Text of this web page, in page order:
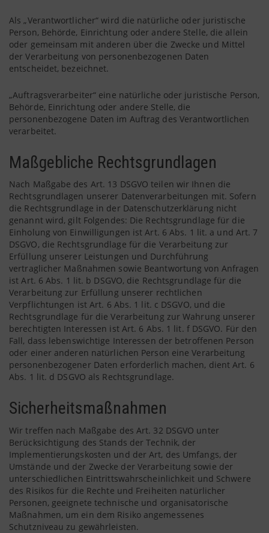
Als „Verantwortlicher“ wird die natürliche oder juristische
Person, Behörde, Einrichtung oder andere Stelle, die allein
oder gemeinsam mit anderen über die Zwecke und Mittel
der Verarbeitung von personenbezogenen Daten
entscheidet, bezeichnet.
„Auftragsverarbeiter“ eine natürliche oder juristische Person,
Behörde, Einrichtung oder andere Stelle, die
personenbezogene Daten im Auftrag des Verantwortlichen
verarbeitet.
Maßgebliche Rechtsgrundlagen
Nach Maßgabe des Art. 13 DSGVO teilen wir Ihnen die
Rechtsgrundlagen unserer Datenverarbeitungen mit. Sofern
die Rechtsgrundlage in der Datenschutzerklärung nicht
genannt wird, gilt Folgendes: Die Rechtsgrundlage für die
Einholung von Einwilligungen ist Art. 6 Abs. 1 lit. a und Art. 7
DSGVO, die Rechtsgrundlage für die Verarbeitung zur
Erfüllung unserer Leistungen und Durchführung
vertraglicher Maßnahmen sowie Beantwortung von Anfragen
ist Art. 6 Abs. 1 lit. b DSGVO, die Rechtsgrundlage für die
Verarbeitung zur Erfüllung unserer rechtlichen
Verpflichtungen ist Art. 6 Abs. 1 lit. c DSGVO, und die
Rechtsgrundlage für die Verarbeitung zur Wahrung unserer
berechtigten Interessen ist Art. 6 Abs. 1 lit. f DSGVO. Für den
Fall, dass lebenswichtige Interessen der betroffenen Person
oder einer anderen natürlichen Person eine Verarbeitung
personenbezogener Daten erforderlich machen, dient Art. 6
Abs. 1 lit. d DSGVO als Rechtsgrundlage.
Sicherheitsmaßnahmen
Wir treffen nach Maßgabe des Art. 32 DSGVO unter
Berücksichtigung des Stands der Technik, der
Implementierungskosten und der Art, des Umfangs, der
Umstände und der Zwecke der Verarbeitung sowie der
unterschiedlichen Eintrittswahrscheinlichkeit und Schwere
des Risikos für die Rechte und Freiheiten natürlicher
Personen, geeignete technische und organisatorische
Maßnahmen, um ein dem Risiko angemessenes
Schutzniveau zu gewährleisten.